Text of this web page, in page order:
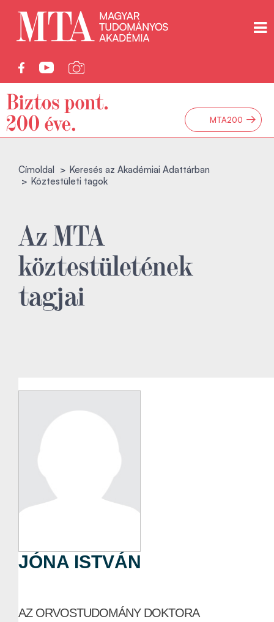
MTA200 →
Címoldal
Keresés az Akadémiai Adattárban
Köztestületi tagok
Az MTA
köztestületének
tagjai
JÓNA ISTVÁN
AZ ORVOSTUDOMÁNY DOKTORA